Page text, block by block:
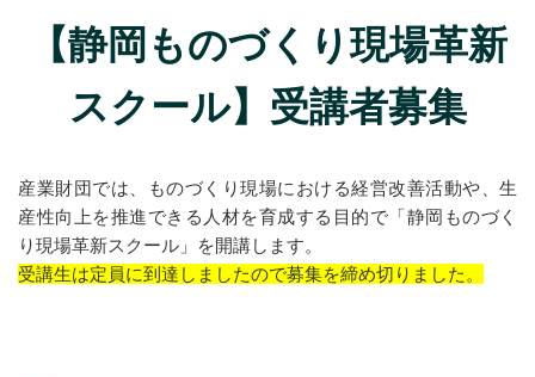
地域創生起業支援事業(創業者向け補助金)
令和3年度交付決定者用書類
令和5年度交付決定者用書類
令和6年度交付決定者用書類
R8地域創生起業支援金
【静岡ものづくり現場革新
スクール】受講者募集
産業財団では、ものづくり現場における経営改善活動や、生
産性向上を推進できる人材を育成する目的で「静岡ものづく
り現場革新スクール」を開講します。
受講生は定員に到達しましたので募集を締め切りました。